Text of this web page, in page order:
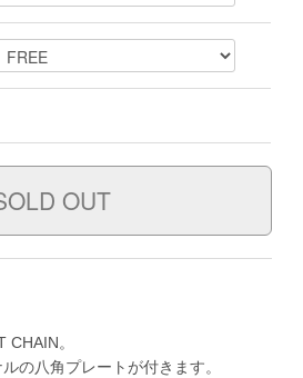
CHAIN。
の八角プレートが付きます。